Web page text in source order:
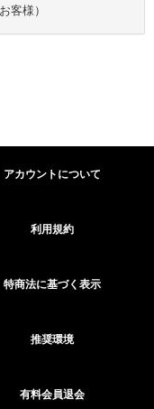
客様）
アカウントについて
利用規約
特商法に基づく表示
推奨環境
有料会員退会